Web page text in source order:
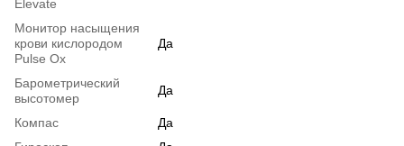
Elevate
Монитор насыщения
крови кислородом
Pulse Ox
Да
Барометрический
высотомер
Да
Компас
Да